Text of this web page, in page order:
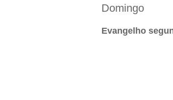
Domingo
Evangelho